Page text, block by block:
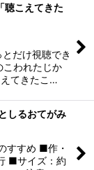
聴こえてきた
だけ視聴でき
われたじか
てきたこ…
しるおてがみ
すすめ ■作・
■サイズ：約